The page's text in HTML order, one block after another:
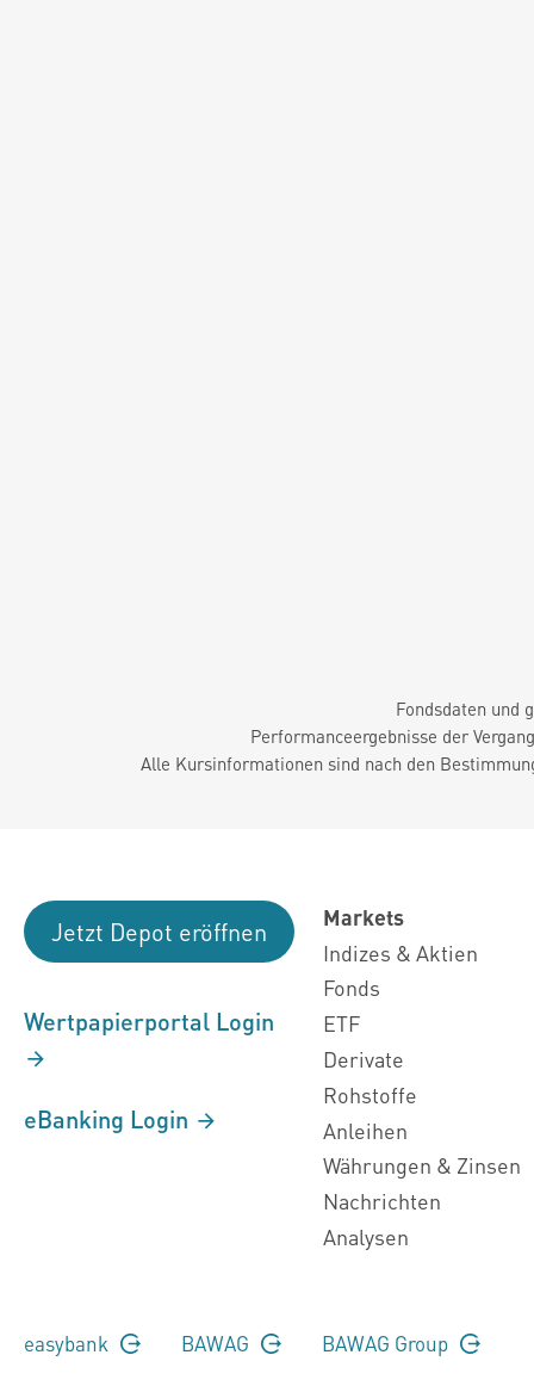
Fondsdaten und
Performanceergebnisse der
Alle Kursinformationen sind nach den
Jetzt Depot eröffnen
Wertpapierportal Login
eBanking Login
Markets
Indizes & Aktien
Fonds
ETF
Derivate
Rohstoffe
Anleihen
Währungen & Zinsen
Nachrichten
Analysen
easybank BAWAG BAWAG Group